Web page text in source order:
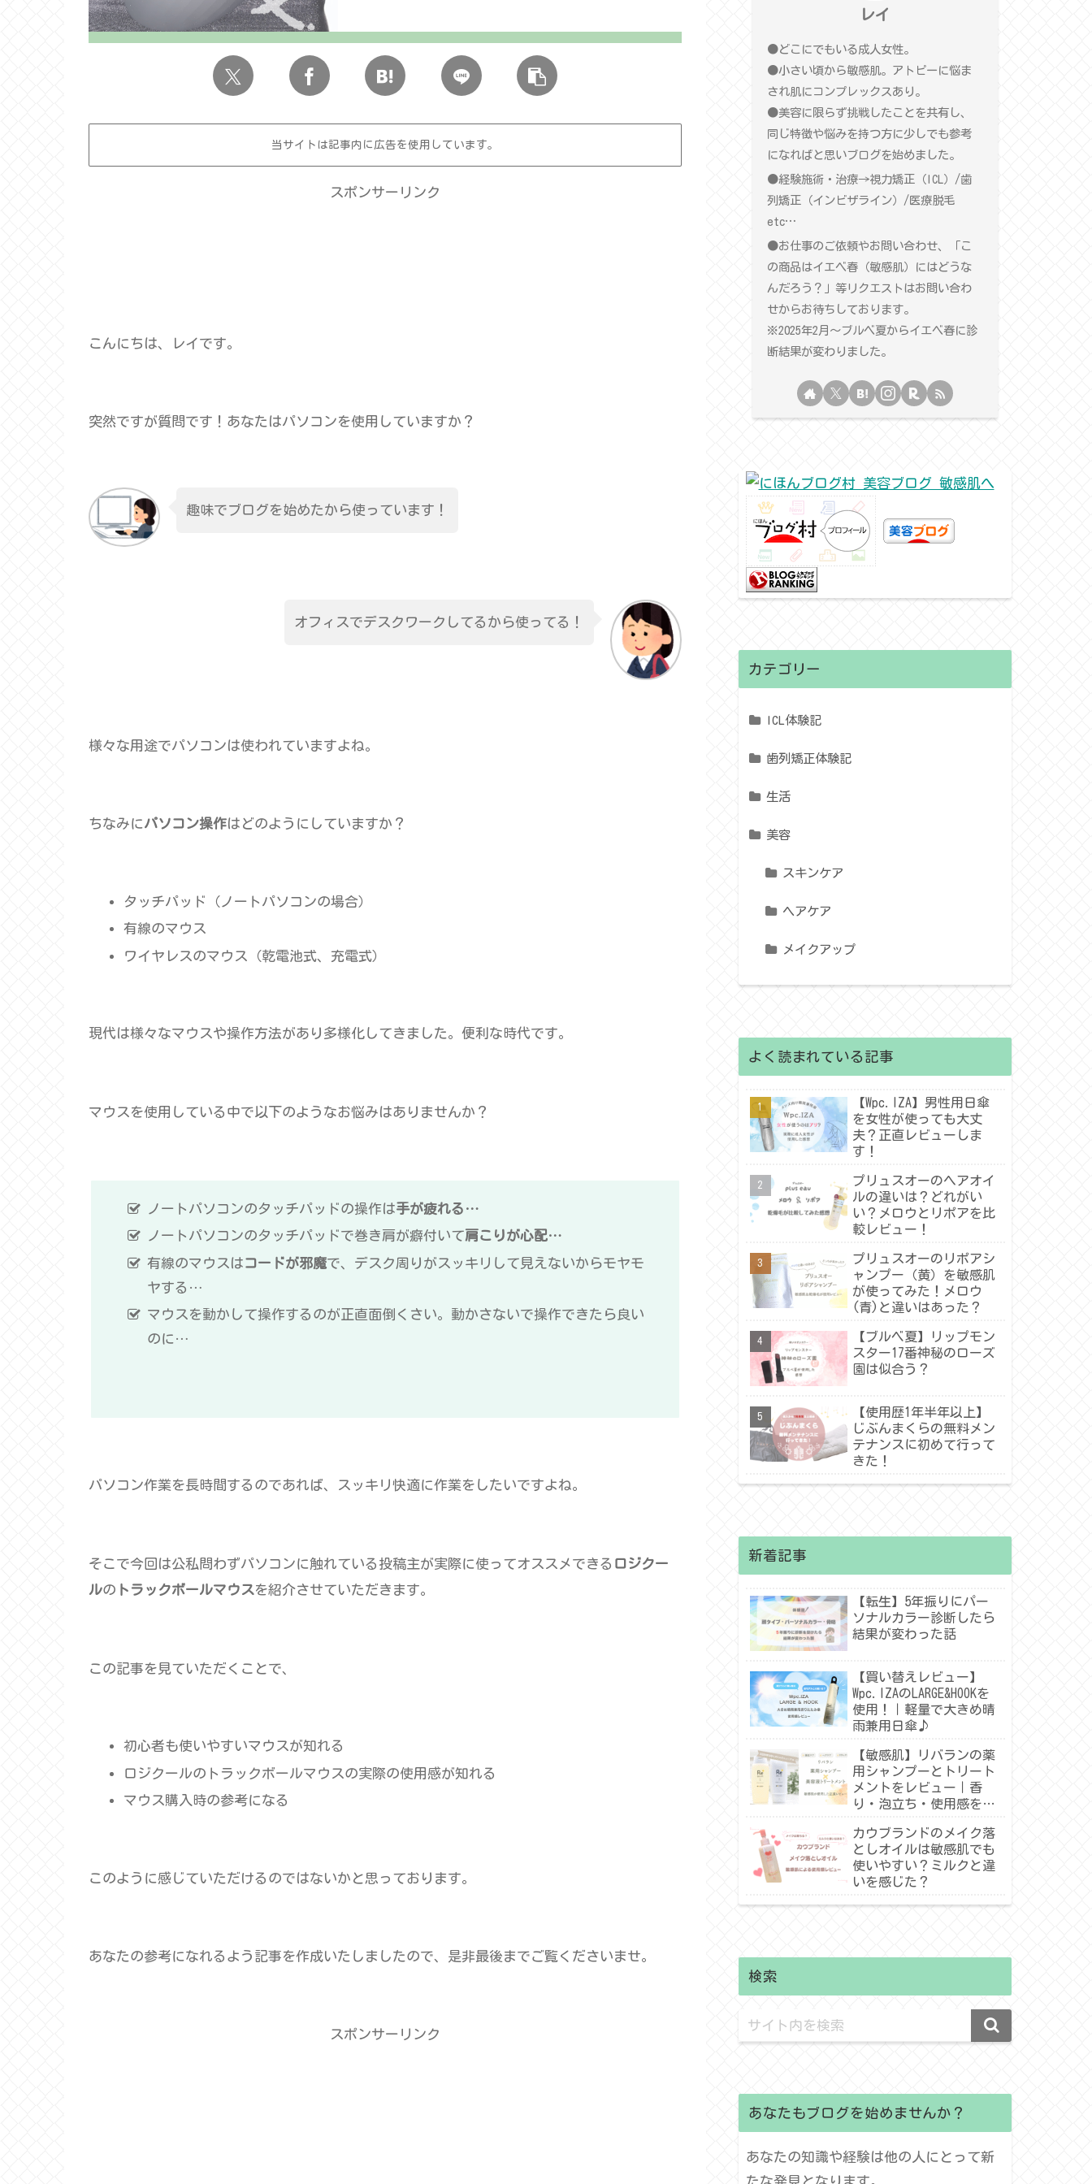
当サイトは記事内に広告を使用しています。
スポンサーリンク
こんにちは、レイです。
突然ですが質問です！あなたはパソコンを使用していますか？
趣味でブログを始めたから使っています！
オフィスでデスクワークしてるから使ってる！
様々な用途でパソコンは使われていますよね。
ちなみにパソコン操作はどのようにしていますか？
タッチパッド（ノートパソコンの場合）
有線のマウス
ワイヤレスのマウス（乾電池式、充電式）
現代は様々なマウスや操作方法があり多様化してきました。便利な時代です。
マウスを使用している中で以下のようなお悩みはありませんか？
ノートパソコンのタッチパッドの操作は手が疲れる…
ノートパソコンのタッチパッドで巻き肩が癖付いて肩こりが心配…
有線のマウスはコードが邪魔で、デスク周りがスッキリして見えないからモヤモ
ヤする…
マウスを動かして操作するのが正直面倒くさい。動かさないで操作できたら良い
のに…
パソコン作業を長時間するのであれば、スッキリ快適に作業をしたいですよね。
そこで今回は公私問わずパソコンに触れている投稿主が実際に使ってオススメできる ロジクー
ルの トラックボールマウスを紹介させていただきます。
この記事を見ていただくことで、
初心者も使いやすいマウスが知れる
ロジクールのトラックボールマウスの実際の使用感が知れる
マウス購入時の参考になる
このように感じていただけるのではないかと思っております。
あなたの参考になれるよう記事を作成いたしましたので、是非最後までご覧くださいませ。
スポンサーリンク
レイ
●どこにでもいる成人女性。
●小さい頃から敏感肌。アトピーに悩ま
され肌にコンプレックスあり。
●美容に限らず挑戦したことを共有し、
同じ特徴や悩みを持つ方に少しでも参考
になればと思いブログを始めました。
●経験施術・治療→視力矯正（ICL）/歯
列矯正（インビザライン）/医療脱毛
etc…
●お仕事のご依頼やお問い合わせ、「こ
の商品はイエベ春（敏感肌）にはどうな
んだろう？」等リクエストはお問い合わ
せからお待ちしております。
※2025年2月〜ブルベ夏からイエベ春に診
断結果が変わりました。
カテゴリー
ICL体験記
歯列矯正体験記
生活
美容
スキンケア
ヘアケア
メイクアップ
よく読まれている記事
【Wpc.IZA】男性用日傘
を女性が使っても大丈
夫？正直レビューしま
す！
プリュスオーのヘアオイ
ルの違いは？どれがい
い？メロウとリポアを比
較レビュー！
プリュスオーのリポアシ
ャンプー（黄）を敏感肌
が使ってみた！メロウ
(青)と違いはあった？
【ブルベ夏】リップモン
スター17番神秘のローズ
園は似合う？
【使用歴1年半年以上】
じぶんまくらの無料メン
テナンスに初めて行って
きた！
新着記事
【転生】5年振りにパー
ソナルカラー診断したら
結果が変わった話
【買い替えレビュー】
Wpc.IZAのLARGE&HOOKを
使用！｜軽量で大きめ晴
雨兼用日傘♪
【敏感肌】リバランの薬
用シャンプーとトリート
メントをレビュー｜香
り・泡立ち・使用感を紹
カウブランドのメイク落
としオイルは敏感肌でも
使いやすい？ミルクと違
いを感じた？
検索
あなたもブログを始めませんか？
あなたの知識や経験は他の人にとって新